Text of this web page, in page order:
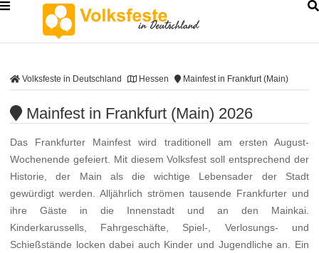
Volksfeste in Deutschland Hessen Mainfest in Frankfurt (Main)
Mainfest in Frankfurt (Main) 2026
Das Frankfurter Mainfest wird traditionell am ersten August-
Wochenende gefeiert. Mit diesem Volksfest soll entsprechend der
Historie, der Main als die wichtige Lebensader der Stadt
gewürdigt werden. Alljährlich strömen tausende Frankfurter und
ihre Gäste in die Innenstadt und an den Mainkai.
Kinderkarussells, Fahrgeschäfte, Spiel-, Verlosungs- und
Schießstände locken dabei auch Kinder und Jugendliche an. Ein